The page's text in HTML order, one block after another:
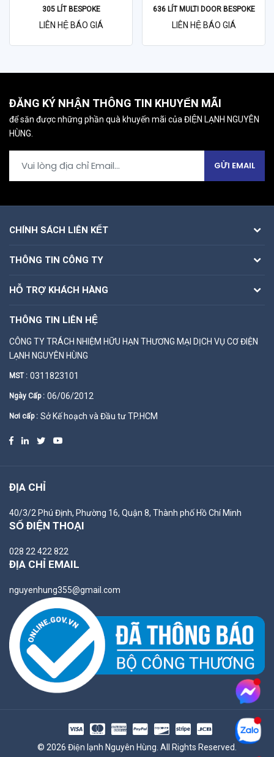
305 LÍT BESPOKE
RT31CB56248ASV
LIÊN HỆ BÁO GIÁ
636 LÍT MULTI DOOR BESPOKE
RF65DB990012SV
LIÊN HỆ BÁO GIÁ
ĐĂNG KÝ NHẬN THÔNG TIN KHUYẾN MÃI
để săn được những phần quà khuyến mãi của ĐIỆN LẠNH NGUYÊN
HÙNG.
GỬI EMAIL
CHÍNH SÁCH LIÊN KẾT
THÔNG TIN CÔNG TY
HỖ TRỢ KHÁCH HÀNG
THÔNG TIN LIÊN HỆ
CÔNG TY TRÁCH NHIỆM HỮU HẠN THƯƠNG MẠI DỊCH VỤ CƠ ĐIỆN
LẠNH NGUYÊN HÙNG
MST : 0311823101
Ngày Cấp : 06/06/2012
Nơi cấp : Sở Kế hoạch và Đầu tư TP.HCM
ĐỊA CHỈ
40/3/2 Phú Định, Phường 16, Quận 8, Thành phố Hồ Chí Minh
SỐ ĐIỆN THOẠI
028 22 422 822
ĐỊA CHỈ EMAIL
nguyenhung355@gmail.com
© 2026 Điện lạnh Nguyên Hùng. All Rights Reserved.